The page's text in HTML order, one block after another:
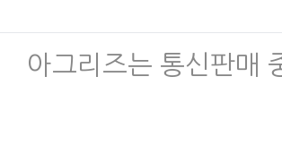
아그리즈는 통신판매